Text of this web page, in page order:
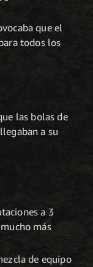
que el
todos los
las bolas de
a su
a 3
más
de equipo